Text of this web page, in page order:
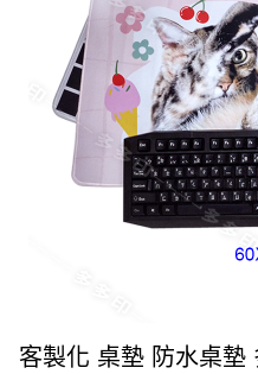
客製化 桌墊 防水桌墊